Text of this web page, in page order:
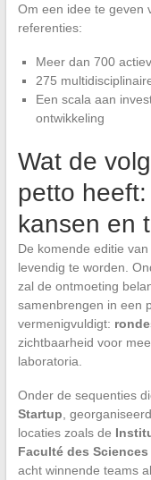
Om een idee te geven
referenties:
Meer dan 700
275
Een scala aan
ontwikkeling
Wat de
petto
kansen en
De komende editie van
levendig te worden.
zal de ontmoeting
samenbrengen in een
vermenigvuldigt:
zichtbaarheid voor
laboratoria.
Onder de sequenties
Startup ,
locaties zoals de
Faculté des Sciences
acht winnende teams